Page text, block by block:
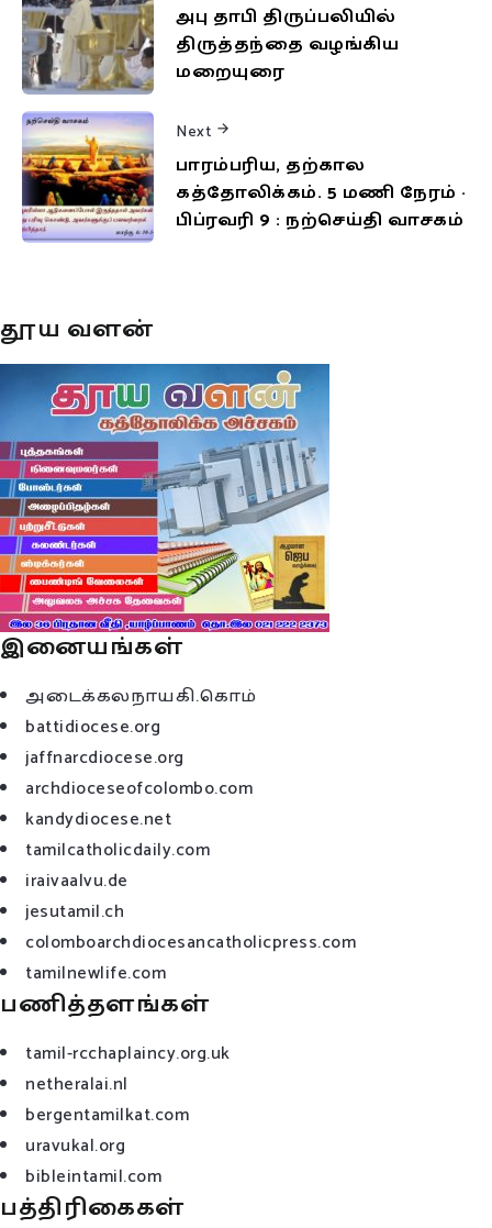
அபு தாபி திருப்பலியில்
திருத்தந்தை வழங்கிய
மறையுரை
Next
பாரம்பரிய, தற்கால
கத்தோலிக்கம். 5 மணி நேரம் ·
பிப்ரவரி 9 : நற்செய்தி வாசகம்
தூய வளன்
இனையங்கள்
அடைக்கலநாயகி.கொம்
battidiocese.org
jaffnarcdiocese.org
archdioceseofcolombo.com
kandydiocese.net
tamilcatholicdaily.com
iraivaalvu.de
jesutamil.ch
colomboarchdiocesancatholicpress.com
tamilnewlife.com
பணித்தளங்கள்
tamil-rcchaplaincy.org.uk
netheralai.nl
bergentamilkat.com
uravukal.org
bibleintamil.com
பத்திரிகைகள்